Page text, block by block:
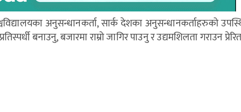
अनुसन्धानकर्ता, सार्क देशका अनुसन्धानकर्ताहरुको
बनाउनु, बजारमा राम्रो जागिर पाउनु र उद्यमशिलता गराउन